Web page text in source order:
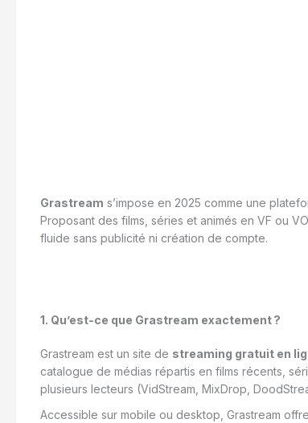
Grastream s’impose en 2025 comme une
Proposant des films, séries et animés en VF ou
fluide sans publicité ni création de compte.
1. Qu’est-ce que Grastream exactement ?
Grastream est un site de streaming gratuit en
catalogue de médias répartis en films récents,
plusieurs lecteurs (VidStream, MixDrop,
Accessible sur mobile ou desktop, Grastream